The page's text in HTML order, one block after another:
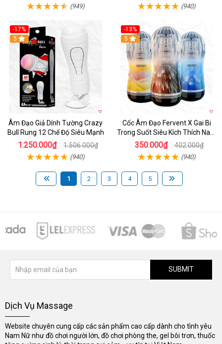
(949) (940)
-17%
5
Âm Đạo Giả Dính Tường Crazy
Bull Rung 12 Chế Độ Siêu Mạnh
1.250.000₫ 1.506.000₫
(940)
-13%
Hot
5
Cốc Âm Đạo Fervent X Gai Bi
Trong Suốt Siêu Kích Thích Nam
Giới
350.000₫ 402.000₫
(940)
1 2 3 4 5
SUBMIT
Dịch Vụ Massage
Website chuyên cung cấp các sản phẩm cao cấp dành cho tình yêu
Nam Nữ như đồ chơi người lớn, đồ chơi phòng the, gel bôi trơn, thuốc